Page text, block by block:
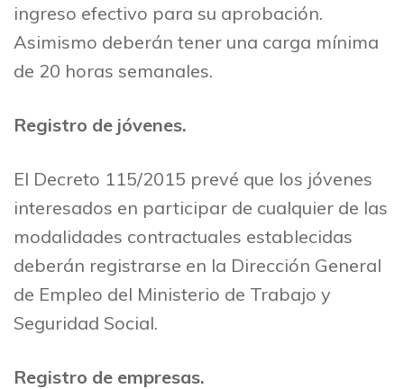
ingreso efectivo para su aprobación.
Asimismo deberán tener una carga mínima
de 20 horas semanales.
Registro de jóvenes.
El Decreto 115/2015 prevé que los jóvenes
interesados en participar de cualquier de las
modalidades contractuales establecidas
deberán registrarse en la Dirección General
de Empleo del Ministerio de Trabajo y
Seguridad Social.
Registro de empresas.